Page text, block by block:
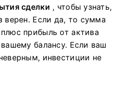
сделки , чтобы узнать,
верен. Если да, то сумма
прибыль от актива
балансу. Если ваш
инвестиции не